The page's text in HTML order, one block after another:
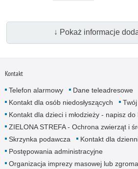
↓ Pokaż informacje
Kontakt
Telefon alarmowy
Dane teleadresowe
Kontakt dla osób niedosłyszących
Kontakt dla dzieci i młodzieży - napisz
ZIELONA STREFA - Ochrona zwierząt i
Skrzynka podawcza
Kontakt dla
Postępowania administracyjne
Organizacja imprezy masowej lub